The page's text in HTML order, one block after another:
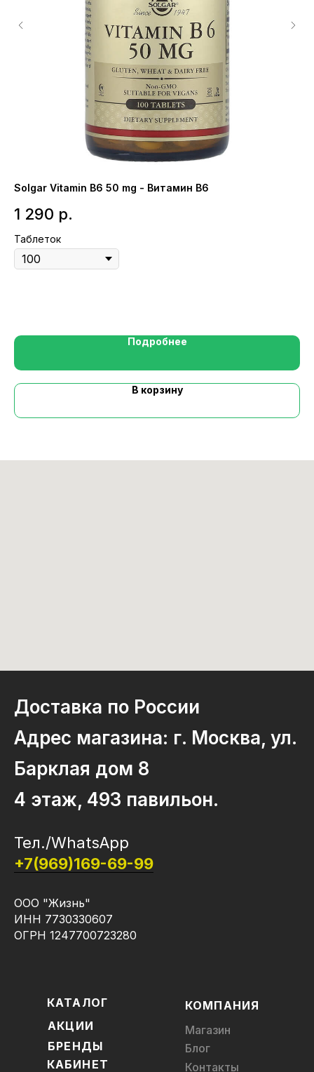
Solgar Vitamin B6 50 mg - Витамин В6
1 290 р.
Таблеток
Подробнее
В корзину
Доставка по России
Адрес магазина: г. Москва, ул.
Барклая дом 8
4 этаж, 493 павильон.
Тел./WhatsApp
+7(969)169-69-99
ООО "Жизнь"
ИНН 7730330607
ОГРН 1247700723280
КАТАЛОГ
КАБИНЕТ
БРЕНДЫ
АКЦИИ
Магазин
Блог
Контакты
КОМПАНИЯ